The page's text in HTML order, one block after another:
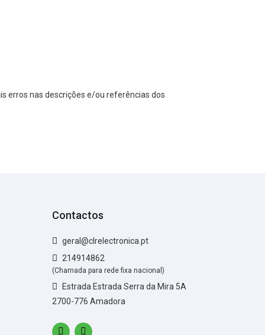
erros nas descrições e/ou referências dos
Contactos
geral@clrelectronica.pt
214914862
(Chamada para rede fixa nacional)
Estrada Estrada Serra da Mira 5A
2700-776 Amadora